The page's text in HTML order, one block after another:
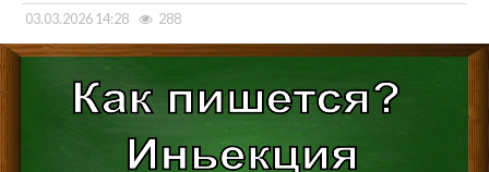
03.03.2026 14:28 288